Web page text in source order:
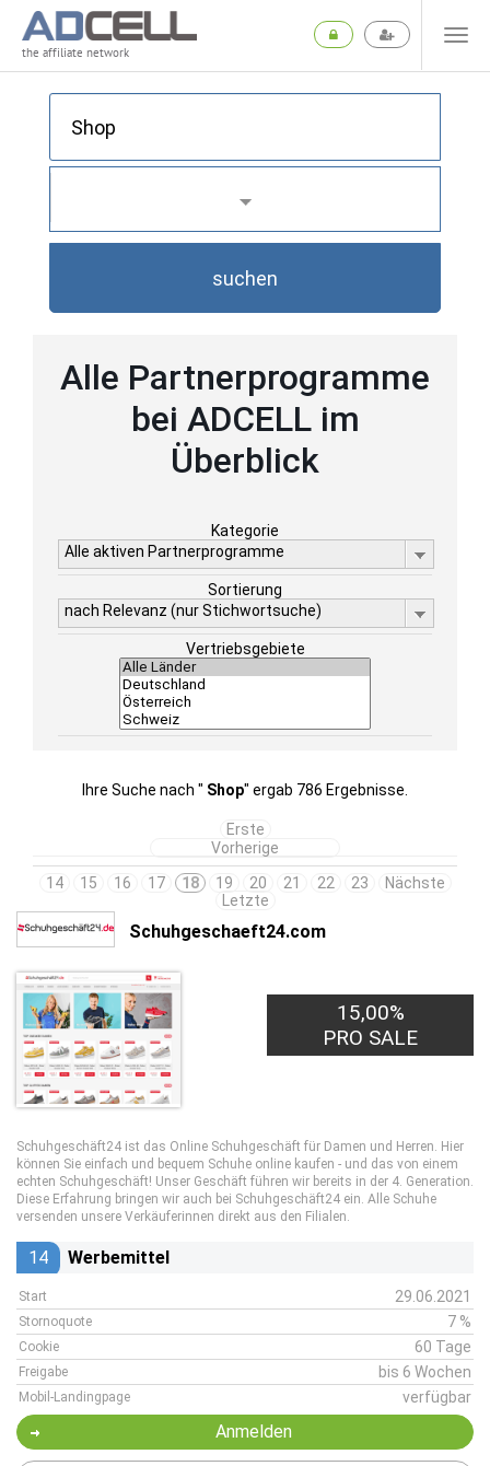
the affiliate network
suchen
Alle Partnerprogramme
bei ADCELL im
Überblick
Kategorie
Alle aktiven Partnerprogramme
Sortierung
nach Relevanz (nur Stichwortsuche)
Vertriebsgebiete
Ihre Suche nach " Shop" ergab 786 Ergebnisse.
Erste
Vorherige
14
15 16 17 18 19 20 21 22 23
Nächste
Letzte
Schuhgeschaeft24.com
15,00%
PRO SALE
Schuhgeschäft24 ist das Online Schuhgeschäft für Damen und Herren. Hier
können Sie einfach und bequem Schuhe online kaufen - und das von einem
echten Schuhgeschäft! Unser Geschäft führen wir bereits in der 4. Generation.
Diese Erfahrung bringen wir auch bei Schuhgeschäft24 ein. Alle Schuhe
versenden unsere Verkäuferinnen direkt aus den Filialen.
14 Werbemittel
Start 29.06.2021
Stornoquote 7 %
Cookie 60 Tage
Freigabe bis 6 Wochen
Mobil-Landingpage verfügbar
Anmelden